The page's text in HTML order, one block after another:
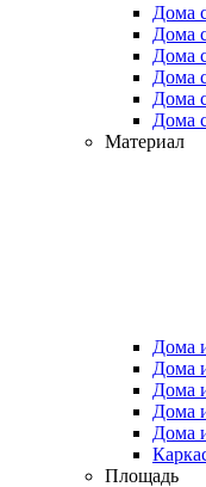
Дома
Дома
Дома
Дома
Дома
Дома
Материал
Дома
Дома
Дома
Дома
Дома
Площадь